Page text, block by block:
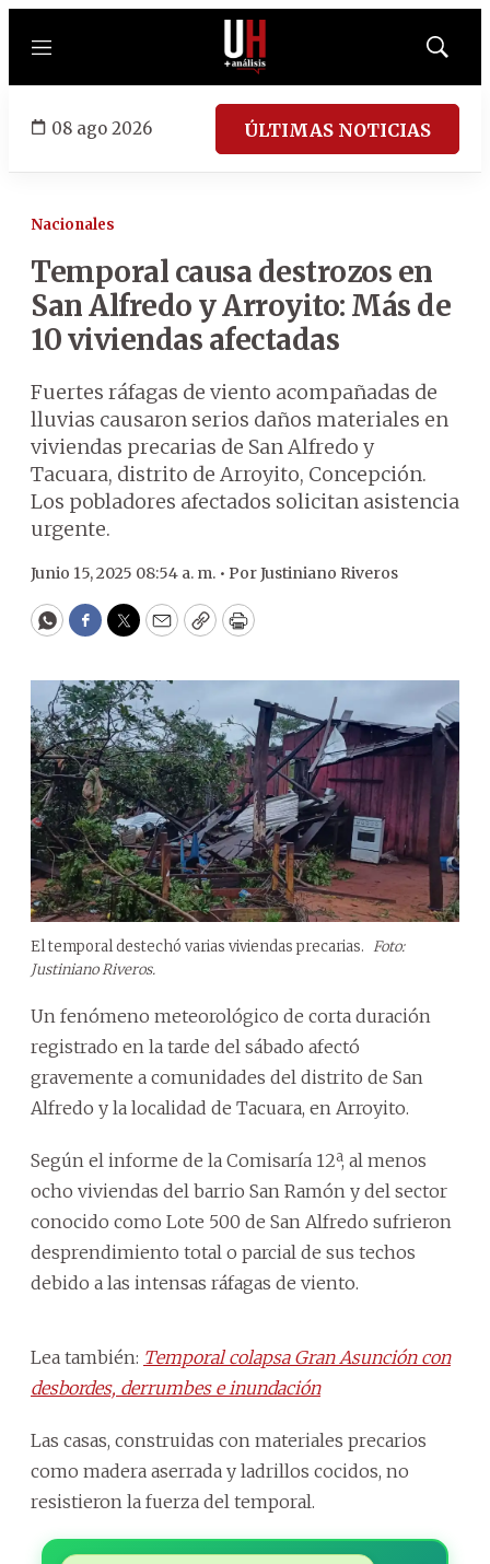
Menú
Mostrar
08 ago 2026 ÚLTIMAS NOTICIAS
Nacionales
Temporal causa destrozos en
San Alfredo y Arroyito: Más de
10 viviendas afectadas
Fuertes ráfagas de viento acompañadas de
lluvias causaron serios daños materiales en
viviendas precarias de San Alfredo y
Tacuara, distrito de Arroyito, Concepción.
Los pobladores afectados solicitan asistencia
urgente.
Junio 15, 2025 08:54 a. m. • PorJustiniano Riveros
WhatsApp
Facebook
Twitter
EmailCopyPrint
El temporal destechó varias viviendas precarias. Foto:
Justiniano Riveros.
Un fenómeno meteorológico de corta duración
registrado en la tarde del sábado afectó
gravemente a comunidades del distrito de San
Alfredo y la localidad de Tacuara, en Arroyito.
Según el informe de la Comisaría 12ª, al menos
ocho viviendas del barrio San Ramón y del sector
conocido como Lote 500 de San Alfredo sufrieron
desprendimiento total o parcial de sus techos
debido a las intensas ráfagas de viento.
Lea también: Temporal colapsa Gran Asunción con
desbordes, derrumbes e inundación
Las casas, construidas con materiales precarios
como madera aserrada y ladrillos cocidos, no
resistieron la fuerza del temporal.